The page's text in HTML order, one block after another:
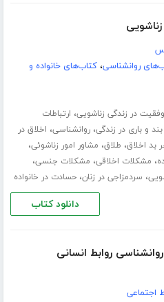
روانشناسی،کتاب‌های خانواده و
در زندگی زناشویی، ارتباطات
و باری در زندگی،روانشناسی، اخلاق در
بد اخلاق، طلاق، مشاور امور زناشوئی،
، مشکلات اخلاقی، مشکلات جنسی،
، سردمزاجی در زنان،حسادت در خانواده
دانلود کتاب
روابط انسانی
اجتماعی